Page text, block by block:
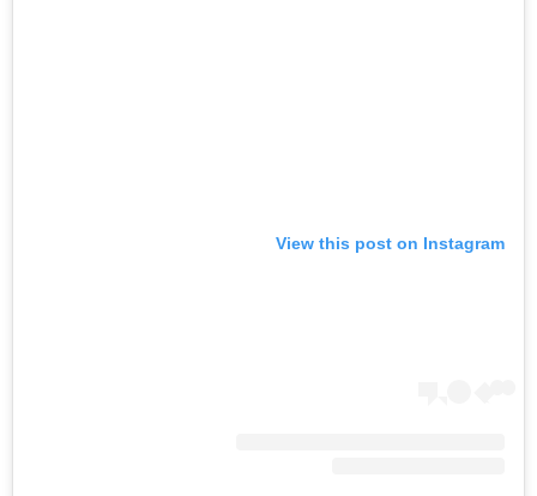
View this post on Instagram